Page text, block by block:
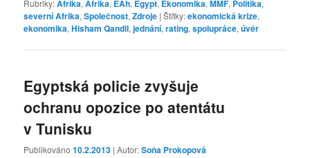
Rubriky:Afrika,Afrika, EAh, Egypt, Ekonomika,MMF, Politika,
severní Afrika,Společnost,Zdroje |Štítky:ekonomická krize,
ekonomika,Hisham Qandil,jednání,rating,spolupráce,úvěr
Egyptská policie zvyšuje
ochranu opozice po atentátu
v Tunisku
Publikováno10.2.2013 | Autor:Soňa Prokopová